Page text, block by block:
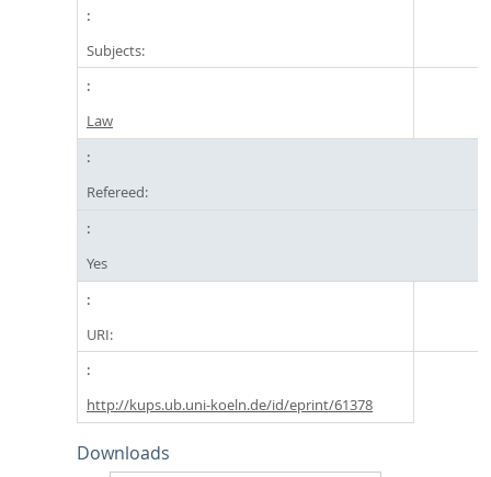
Subjects:
Law
Refereed:
Yes
URI:
http://kups.ub.uni-koeln.de/id/eprint/61378
Downloads